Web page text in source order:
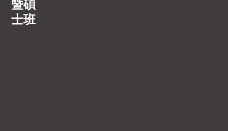
暨碩
士班